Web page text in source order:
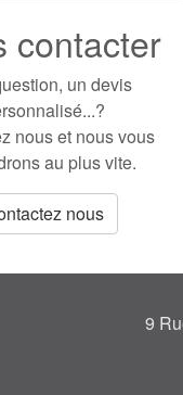
contacter
un devis
nous et nous vous
au plus vite.
nous
9